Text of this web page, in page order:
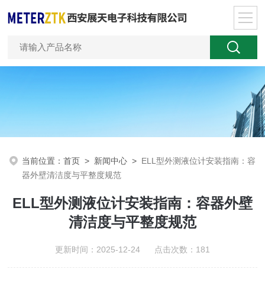
当前位置：首页 > 新闻中心 > ELL型外测液位计安装指南：容
器外壁清洁度与平整度规范
ELL型外测液位计安装指南：容器外壁
清洁度与平整度规范
更新时间：2025-12-24 点击次数：181